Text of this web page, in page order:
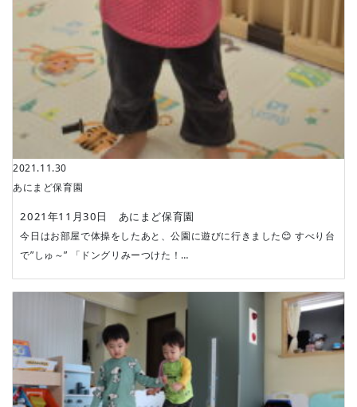
2021.11.30
あにまど保育園
2021年11月30日 あにまど保育園
今日はお部屋で体操をしたあと、公園に遊びに行きました😊 すべり台
で”しゅ～” 「ドングリみーつけた！…